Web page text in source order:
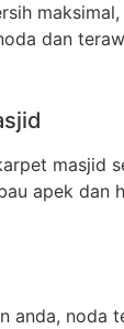
dan
masjid
apek dan
anda, noda